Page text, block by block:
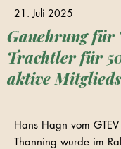
21. Juli 2025
Gauehrung für
Trachtler für
aktive
Hans Hagn vom
Thanning wurde im